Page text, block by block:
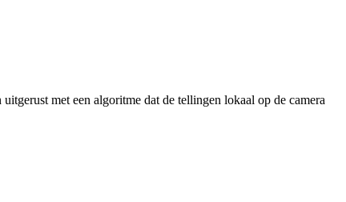
met een algoritme dat de tellingen lokaal op de camera